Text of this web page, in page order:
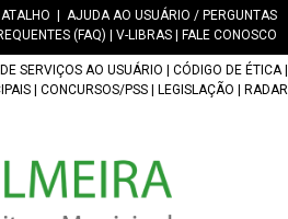
AJUDA AO USUÁRIO / PERGUNTAS
(FAQ)
V-LIBRAS FALE CONOSCO
SERVIÇOS AO USUÁRIO CÓDIGO DE ÉTICA|
CONCURSOS/PSS LEGISLAÇÃO RADAR